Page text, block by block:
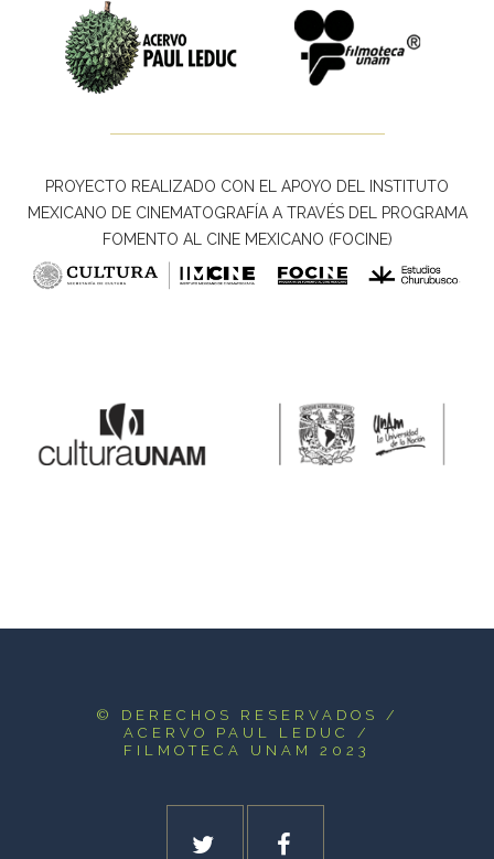
PROYECTO REALIZADO CON EL APOYO DEL INSTITUTO
MEXICANO DE CINEMATOGRAFÍA A TRAVÉS DEL PROGRAMA
FOMENTO AL CINE MEXICANO (FOCINE)
© DERECHOS RESERVADOS
/
ACERVO PAUL LEDUC /
FILMOTECA UNAM 2023